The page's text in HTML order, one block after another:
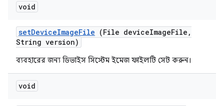
void
setDeviceImageFile (File deviceImageFile ,
String version)
ব্যবহারের জন্য ডিভাইস সিস্টেম ইমেজ ফাইলটি সেট করুন।
void